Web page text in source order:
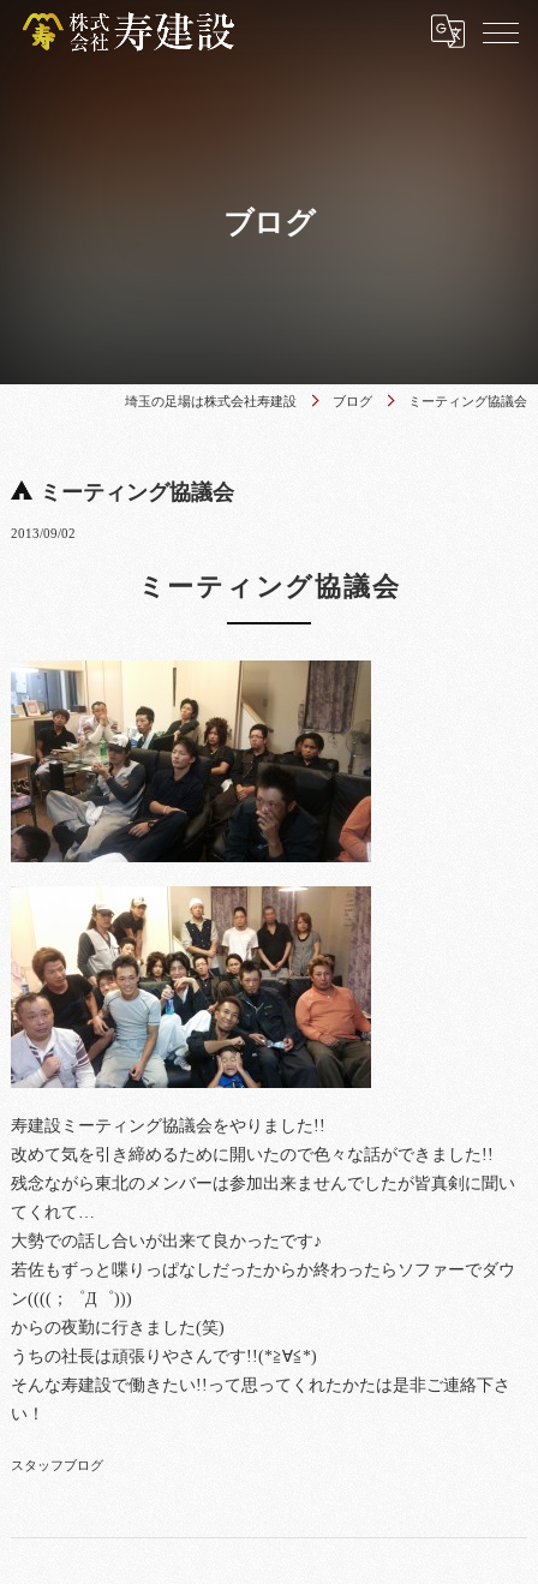
ブログ
埼玉の足場は株式会社寿建設 ブログ ミーティング協議会
ミーティング協議会
2013/09/02
ミーティング協議会
寿建設ミーティング協議会をやりました!!
改めて気を引き締めるために開いたので色々な話ができました!!
残念ながら東北のメンバーは参加出来ませんでしたが皆真剣に聞い
てくれて…
大勢での話し合いが出来て良かったです♪
若佐もずっと喋りっぱなしだったからか終わったらソファーでダウ
ン((((；゜Д゜)))
からの夜勤に行きました(笑)
うちの社長は頑張りやさんです!!(*≧∀≦*)
そんな寿建設で働きたい!!って思ってくれたかたは是非ご連絡下さ
い！
スタッフブログ